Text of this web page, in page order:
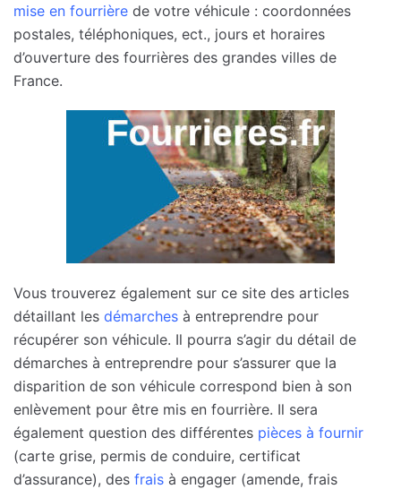
mise en fourrière de votre véhicule : coordonnées
postales, téléphoniques, ect., jours et horaires
d’ouverture des fourrières des grandes villes de
France.
Vous trouverez également sur ce site des articles
détaillant les démarches à entreprendre pour
récupérer son véhicule. Il pourra s’agir du détail de
démarches à entreprendre pour s’assurer que la
disparition de son véhicule correspond bien à son
enlèvement pour être mis en fourrière. Il sera
également question des différentes pièces à fournir
(carte grise, permis de conduire, certificat
d’assurance), des frais à engager (amende, frais